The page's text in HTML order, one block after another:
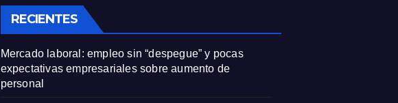
RECIENTES
Mercado laboral: empleo sin “despegue” y pocas
expectativas empresariales sobre aumento de
personal